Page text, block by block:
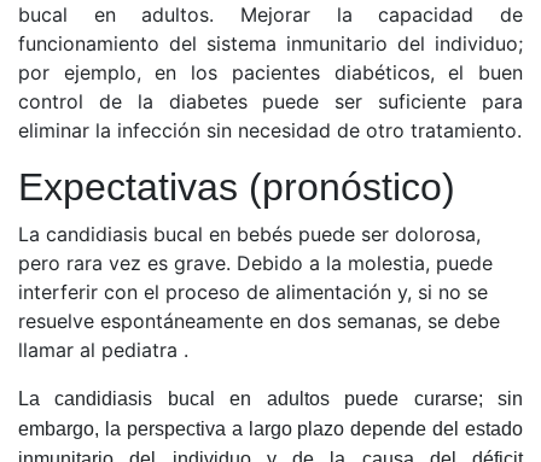
bucal en adultos. Mejorar la capacidad de
funcionamiento del sistema inmunitario del individuo;
por ejemplo, en los pacientes diabéticos, el buen
control de la diabetes puede ser suficiente para
eliminar la infección sin necesidad de otro tratamiento.
Expectativas (pronóstico)
La candidiasis bucal en bebés puede ser dolorosa,
pero rara vez es grave. Debido a la molestia, puede
interferir con el proceso de alimentación y, si no se
resuelve espontáneamente en dos semanas, se debe
llamar al pediatra .
La candidiasis bucal en adultos puede curarse; sin
embargo, la perspectiva a largo plazo depende del estado